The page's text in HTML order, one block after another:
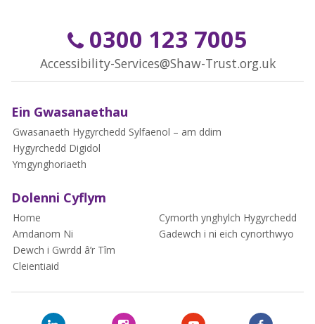
0300 123 7005
Accessibility-Services@Shaw-Trust.org.uk
Ein Gwasanaethau
Gwasanaeth Hygyrchedd Sylfaenol – am ddim
Hygyrchedd Digidol
Ymgynghoriaeth
Dolenni Cyflym
Home
Amdanom Ni
Dewch i Gwrdd â’r Tîm
Cleientiaid
Cymorth ynghylch Hygyrchedd
Gadewch i ni eich cynorthwyo